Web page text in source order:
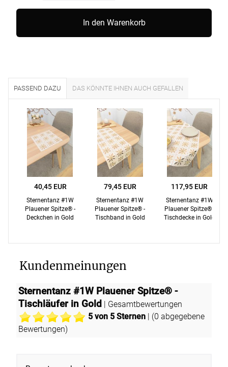
In den Warenkorb
PASSEND DAZU DAS KÖNNTE IHNEN AUCH GEFALLEN
40,45 EUR
Sternentanz #1W
Plauener Spitze® -
Deckchen in Gold
79,45 EUR
Sternentanz #1W
Plauener Spitze® -
Tischband in Gold
117,95 EUR
Sternentanz #1W
Plauener Spitze® -
Tischdecke in Gold
Kundenmeinungen
Sternentanz #1W Plauener Spitze® -
Tischläufer in Gold | Gesamtbewertungen
5von 5 Sternen | (0 abgegebene
Bewertungen)